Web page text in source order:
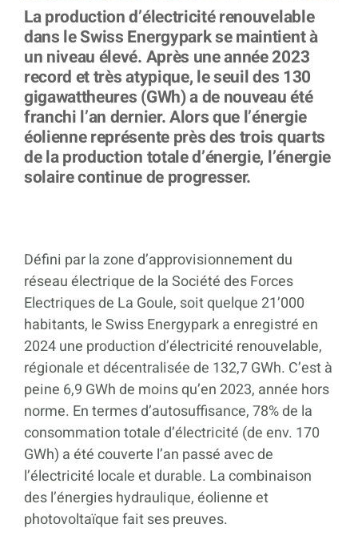
La production d’électricité renouvelable
dans le Swiss Energypark se maintient à
un niveau élevé. Après une année 2023
record et très atypique, le seuil des 130
gigawattheures (GWh) a de nouveau été
franchi l’an dernier. Alors que l’énergie
éolienne représente près des trois quarts
de la production totale d’énergie, l’énergie
solaire continue de progresser.
Défini par la zone d’approvisionnement du
réseau électrique de la Société des Forces
Electriques de La Goule, soit quelque 21’000
habitants, le Swiss Energypark a enregistré en
2024 une production d’électricité renouvelable,
régionale et décentralisée de 132,7 GWh. C’est à
peine 6,9 GWh de moins qu’en 2023, année hors
norme. En termes d’autosuffisance, 78% de la
consommation totale d’électricité (de env. 170
GWh) a été couverte l’an passé avec de
l’électricité locale et durable. La combinaison
des l’énergies hydraulique, éolienne et
photovoltaïque fait ses preuves.